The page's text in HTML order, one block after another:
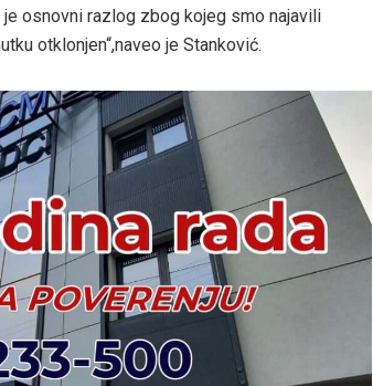
osnovni razlog zbog kojeg smo najavili
otklonjen“,naveo je Stanković.